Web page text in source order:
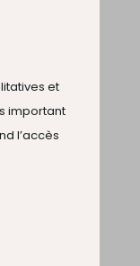
et
important
l’accès